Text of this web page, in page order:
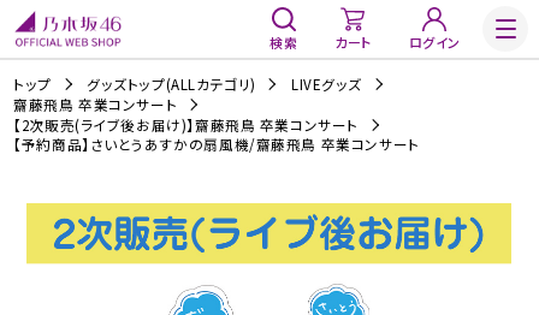
検索 カート ログイン
トップ グッズトップ(ALLカテゴリ)
LIVEグッズ
齋藤飛鳥 卒業コンサート
【2次販売(ライブ後お届け)】齋藤飛鳥 卒業コンサート
【予約商品】さいとうあすかの扇風機/齋藤飛鳥 卒業コンサート